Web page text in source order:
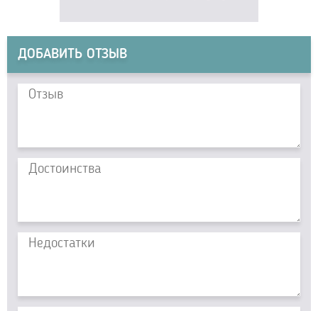
ДОБАВИТЬ ОТЗЫВ